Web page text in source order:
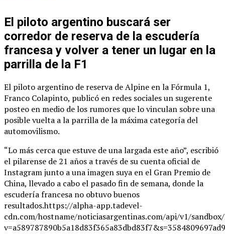
El piloto argentino buscará ser
corredor de reserva de la escudería
francesa y volver a tener un lugar en la
parrilla de la F1
El piloto argentino de reserva de Alpine en la Fórmula 1,
Franco Colapinto, publicó en redes sociales un sugerente
posteo en medio de los rumores que lo vinculan sobre una
posible vuelta a la parrilla de la máxima categoría del
automovilismo.
“Lo más cerca que estuve de una largada este año”, escribió
el pilarense de 21 años a través de su cuenta oficial de
Instagram junto a una imagen suya en el Gran Premio de
China, llevado a cabo el pasado fin de semana, donde la
escudería francesa no obtuvo buenos
resultados.https://alpha-app.tadevel-
cdn.com/hostname/noticiasargentinas.com/api/v1/sandbox/